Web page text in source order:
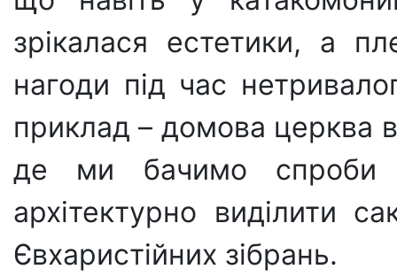
зрікалася естетики, а
нагоди під час
приклад – домова церква
де ми бачимо спроби
архітектурно виділити
Євхаристійних зі­брань.